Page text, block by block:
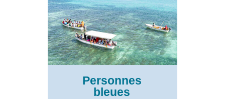
Personnes
bleues